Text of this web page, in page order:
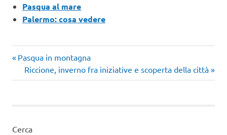
Pasqua al mare
Palermo: cosa vedere
Navigazione
articoli
Articolo
precedente:
Pasqua in montagna
Articolo
successivo:
Riccione, inverno fra iniziative e scoperta della città
Cerca